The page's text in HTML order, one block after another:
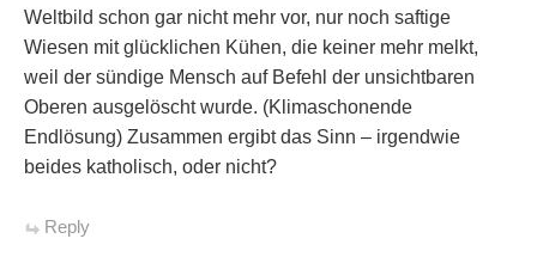
Weltbild schon gar nicht mehr vor, nur noch saftige
Wiesen mit glücklichen Kühen, die keiner mehr melkt,
weil der sündige Mensch auf Befehl der unsichtbaren
Oberen ausgelöscht wurde. (Klimaschonende
Endlösung) Zusammen ergibt das Sinn – irgendwie
beides katholisch, oder nicht?
Reply